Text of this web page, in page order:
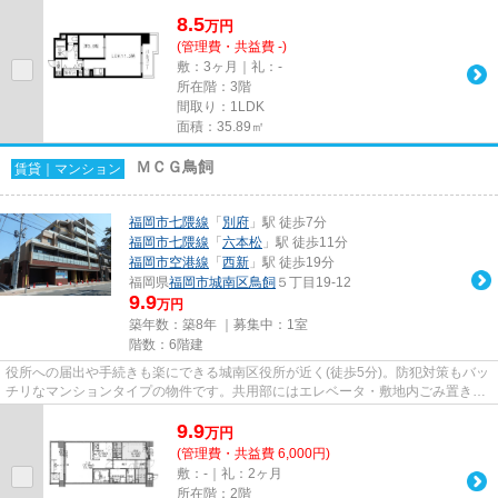
8.5万円
(管理費・共益費 -)
敷：3ヶ月｜礼：-
所在階：3階
間取り：1LDK
面積：35.89㎡
賃貸｜マンション ＭＣＧ鳥飼
福岡市七隈線 「 別府 」駅 徒歩7分
福岡市七隈線 「 六本松 」駅 徒歩11分
福岡市空港線 「 西新 」駅 徒歩19分
福岡県福岡市城南区鳥飼 ５丁目19-12
9.9万円
築年数：築8年 ｜募集中： 1室
階数：6階建
役所への届出や手続きも楽にできる城南区役所が近く(徒歩5分)。防犯対策もバッ
チリなマンションタイプの物件です。共用部にはエレベータ・敷地内ごみ置き場
9.9万円
(管理費・共益費 6,000円)
敷：-｜礼：2ヶ月
所在階：2階